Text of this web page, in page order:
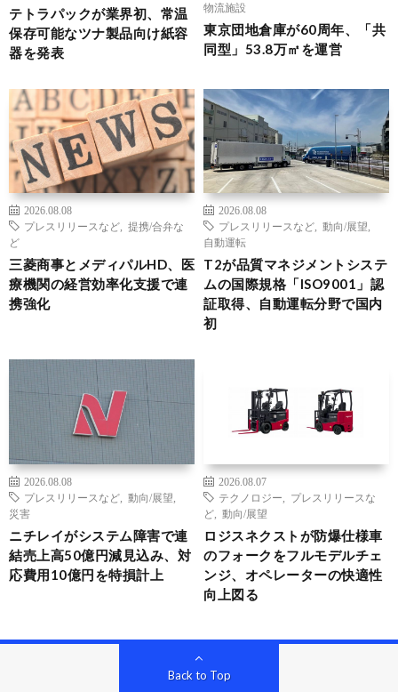
テトラパックが業界初、常温
保存可能なツナ製品向け紙容
器を発表
物流施設
東京団地倉庫が60周年、「共
同型」53.8万㎡を運営
2026.08.08
プレスリリースなど
提携/合弁な
ど
三菱商事とメディパルHD、医
療機関の経営効率化支援で連
携強化
2026.08.08
プレスリリースなど
動向/展望
自動運転
T2が品質マネジメントシステ
ムの国際規格「ISO9001」認
証取得、自動運転分野で国内
初
2026.08.08
プレスリリースなど
動向/展望
災害
ニチレイがシステム障害で連
結売上高50億円減見込み、対
応費用10億円を特損計上
2026.08.07
テクノロジー
プレスリリースな
ど
動向/展望
ロジスネクストが防爆仕様車
のフォークをフルモデルチェ
ンジ、オペレーターの快適性
向上図る
Back to Top